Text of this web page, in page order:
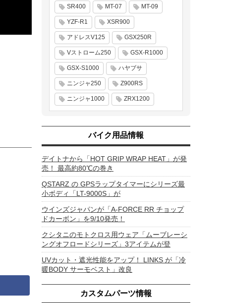
SR400 MT-07 MT-09
YZF-R1 XSR900
アドレスV125 GSX250R
Vストローム250 GSX-R1000
GSX-S1000 ハヤブサ
ニンジャ250 Z900RS
ニンジャ1000 ZRX1200
バイク用品情報
デイトナから「HOT GRIP WRAP HEAT」が発
売！ 最高約80℃の巻き
QSTARZ の GPSラップタイマーにシリーズ最
小ボディ「LT-9000S」が
ウインズジャパンが「A-FORCE RR チョップ
ドカーボン」を9/10発売！
クシタニのモトクロス用ウェア「ムーブレーシ
ングオフロードシリーズ」3アイテムが登
UVカット・遮光性能をアップ！ LINKS が「冷
暖BODY サーモベスト」改良
カスタムパーツ情報